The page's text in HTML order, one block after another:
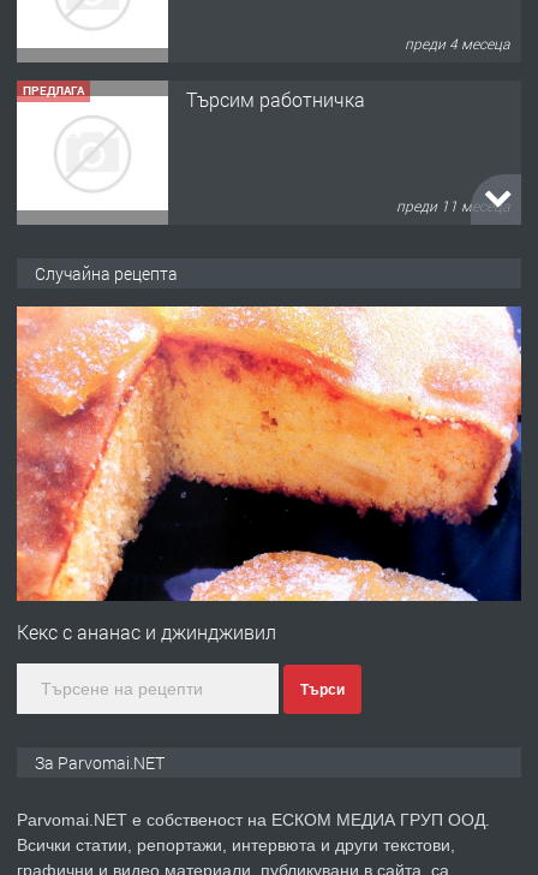
преди 4 месеца
ПРЕДЛАГА Търсим работничка
преди 11 месеца
преди 1 година
ПРЕДЛАГА Работа за общи работници
преди 1 година
ПРЕДЛАГА
Първи поход "По стъпките на Ангел
преди 1 година
Случайна рецепта
Кекс с ананас и джиндживил
Търси
За Parvomai.NET
Parvomai.NET е собственост на ЕСКОМ МЕДИА ГРУП ООД.
Всички статии, репортажи, интервюта и други текстови,
графични и видео материали, публикувани в сайта, са